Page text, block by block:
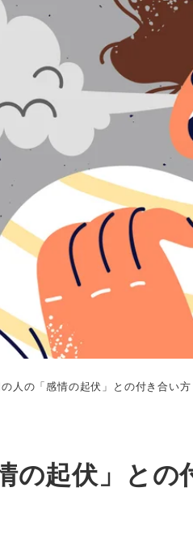
人の「感情の起伏」との付き合い方
の起伏」との